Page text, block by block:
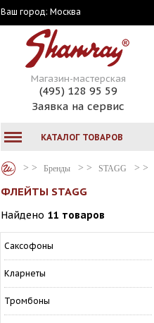
Ваш город: Москва
Магазин-мастерская
(495) 128 95 59
Заявка на сервис
КАТАЛОГ ТОВАРОВ
Бренды STAGG
ФЛЕЙТЫ STAGG
Найдено 11 товаров
Саксофоны
Кларнеты
Тромбоны